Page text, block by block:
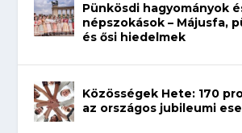
Pünkösdi hagyományok
népszokások – Májusfa,
és ősi hiedelmek
Közösségek Hete: 170
az országos jubileumi